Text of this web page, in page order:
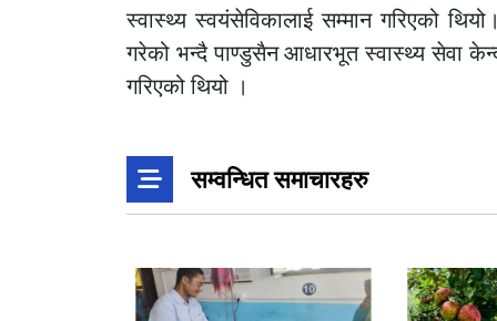
स्वास्थ्य स्वयंसेविकालाई सम्मान गरिएको
गरेको भन्दै पाण्डुसैन आधारभूत स्वास्थ्य सेवा
गरिएको थियो ।
सम्वन्धित समाचारहरु